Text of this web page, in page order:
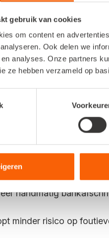
gebruik van cookies
om content en
Ook delen we
analyses. Onze partners
ze hebben verzameld op
de bankkoppeling
Bij- en
bankmutaties
worden afgeletterd.
administratie is elke dag
van de mutaties op je
meer te werken
handmatig
minder risico op